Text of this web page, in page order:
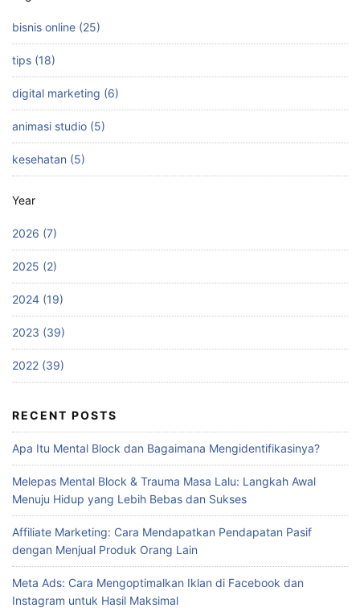
bisnis online (25)
tips (18)
digital marketing (6)
animasi studio (5)
kesehatan (5)
Year
2026 (7)
2025 (2)
2024 (19)
2023 (39)
2022 (39)
RECENT POSTS
Apa Itu Mental Block dan Bagaimana Mengidentifikasinya?
Melepas Mental Block & Trauma Masa Lalu: Langkah Awal
Menuju Hidup yang Lebih Bebas dan Sukses
Affiliate Marketing: Cara Mendapatkan Pendapatan Pasif
dengan Menjual Produk Orang Lain
Meta Ads: Cara Mengoptimalkan Iklan di Facebook dan
Instagram untuk Hasil Maksimal